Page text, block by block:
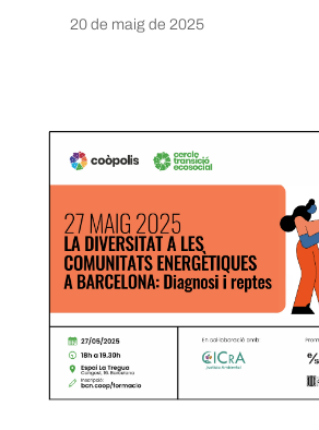
20 de maig de 2025